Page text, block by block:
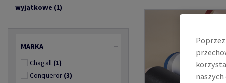
wyjątkowe (1)
MARKA
Chagall (1)
Conqueror (3)